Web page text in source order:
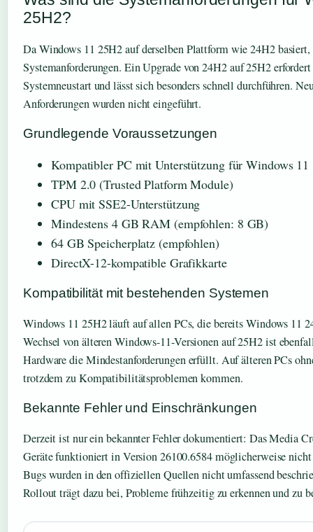
25H2?
Da Windows 11 25H2 auf derselben Plattform wie 24H2
Systemanforderungen. Ein Upgrade von 24H2 auf 25H2
Systemneustart und lässt sich besonders schnell durchführen.
Anforderungen wurden nicht eingeführt.
Grundlegende Voraussetzungen
Kompatibler PC mit Unterstützung für Windows 11
TPM 2.0 (Trusted Platform Module)
CPU mit SSE2-Unterstützung
Mindestens 4 GB RAM (empfohlen: 8 GB)
64 GB Speicherplatz (empfohlen)
DirectX-12-kompatible Grafikkarte
Kompatibilität mit bestehenden Systemen
Windows 11 25H2 läuft auf allen PCs, die bereits Windows 11
Wechsel von älteren Windows-11-Versionen auf 25H2 ist
Hardware die Mindestanforderungen erfüllt. Auf älteren PCs
trotzdem zu Kompatibilitätsproblemen kommen.
Bekannte Fehler und Einschränkungen
Derzeit ist nur ein bekannter Fehler dokumentiert: Das Media
Geräte funktioniert in Version 26100.6584 möglicherweise
Bugs wurden in den offiziellen Quellen nicht umfassend
Rollout trägt dazu bei, Probleme frühzeitig zu erkennen und zu